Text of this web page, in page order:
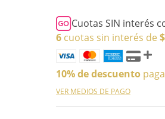
Cuotas SIN interés
6 cuotas sin interés de
10% de descuento
VER MEDIOS DE PAGO